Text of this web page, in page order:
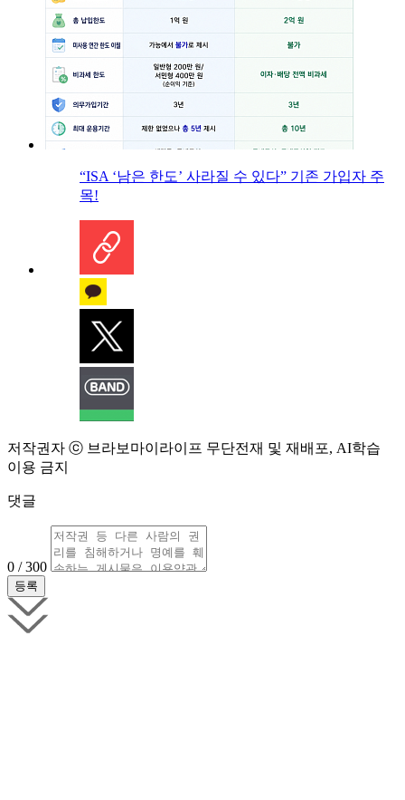
“ISA ‘남은 한도’ 사라질 수 있다” 기존 가입자 주
목!
저작권자 ⓒ 브라보마이라이프 무단전재 및 재배포, AI학습
이용 금지
댓글
0 / 300